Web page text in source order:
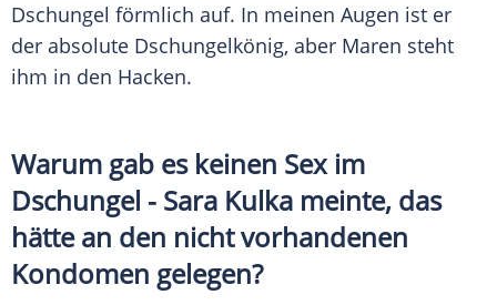
Dschungel förmlich auf. In meinen Augen ist er
der absolute Dschungelkönig, aber Maren steht
ihm in den Hacken.
Warum gab es keinen Sex im
Dschungel - Sara Kulka meinte, das
hätte an den nicht vorhandenen
Kondomen gelegen?